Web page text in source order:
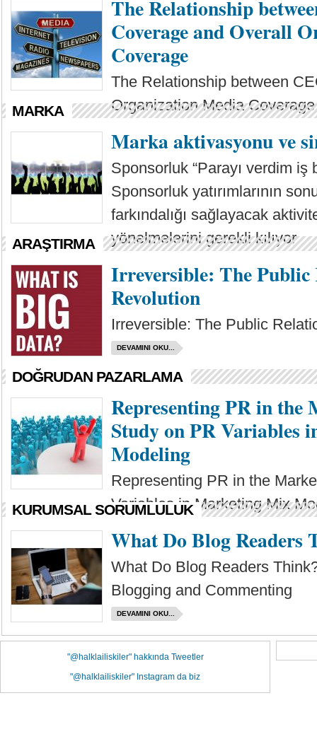
The Relationship
Coverage and Overall
Coverage
The Relationship between
Organization Media Coverage
MARKA
Marka aktivasyonu ve
Sponsorluk “Parayı verdim iş
Sponsorluk yatırımlarının
farkındalığı sağlayacak
yönelmelerini gerekli kılıyor.
ARAŞTIRMA
Irreversible: The Public
Revolution
Irreversible: The Public
DEVAMINI OKU...
DOĞRUDAN PAZARLAMA
Representing PR in
Study on PR Variables
Modeling
Representing PR in the
Variables in Marketing Mix
KURUMSAL SORUMLULUK
What Do Blog Readers
What Do Blog Readers
Blogging and Commenting
DEVAMINI OKU...
"@halklailiskiler" hakkında Tweetler
"@halklailiskiler" Instagram da biz